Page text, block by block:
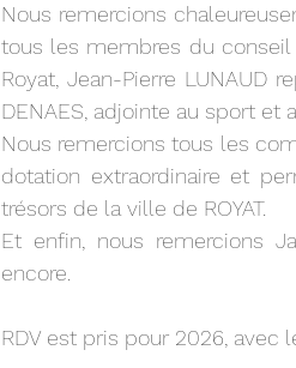
Nous remercions
tous les membres du conseil
Royat, Jean-Pierre LUNAUD
DENAES, adjointe au sport et
Nous remercions tous les
dotation extraordinaire et
trésors de la ville de ROYAT.
Et enfin, nous remercions
encore.
RDV est pris pour 2026, avec